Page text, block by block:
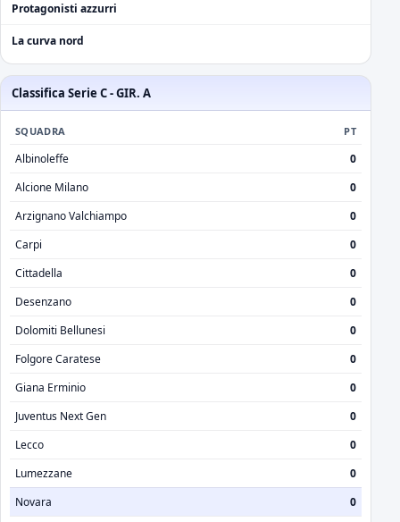
Protagonisti azzurri
La curva nord
Classifica Serie C - GIR. A
SQUADRA PT
Albinoleffe
0
Alcione Milano
0
Arzignano Valchiampo
0
Carpi
0
Cittadella
0
Desenzano
0
Dolomiti Bellunesi
0
Folgore Caratese
0
Giana Erminio
0
Juventus Next Gen
0
Lecco
0
Lumezzane
0
Novara
0